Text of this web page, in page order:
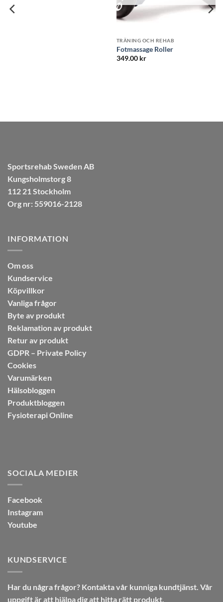
TRÄNING OCH REHAB
Fotmassage Roller
349.00 kr
Sportsrehab Sweden AB
Kungsholmstorg 8
112 21 Stockholm
Org nr: 559016-2128
INFORMATION
Om oss
Kundservice
Köpvillkor
Vanliga frågor
Byte av produkt
Reklamation av produkt
Retur av produkt
GDPR – Private Policy
Cookies
Varumärken
Hälsobloggen
Produktbloggen
Fysioterapi Online
SOCIALA MEDIER
Facebook
Instagram
Youtube
KUNDSERVICE
Har du några frågor? Kontakta vår kunniga kundtjänst. Vår
uppgift är att hjälpa dig att hitta rätt produkt.